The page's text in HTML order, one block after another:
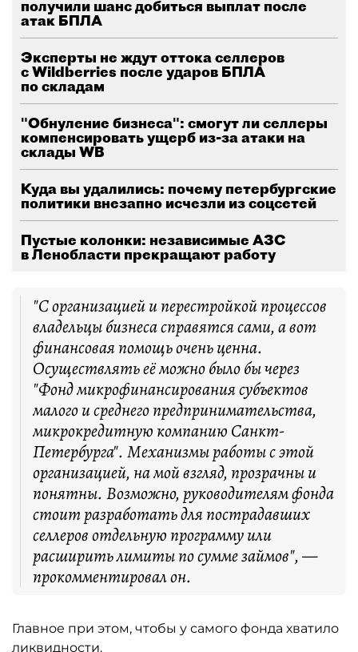
получили шанс добиться выплат после
атак БПЛА
Эксперты не ждут оттока селлеров
с Wildberries после ударов БПЛА
по складам
"Обнуление бизнеса": смогут ли селлеры
компенсировать ущерб из-за атаки на
склады WB
Куда вы удалились: почему петербургские
политики внезапно исчезли из соцсетей
Пустые колонки: независимые АЗС
в Ленобласти прекращают работу
"С организацией и перестройкой процессов
владельцы бизнеса справятся сами, а вот
финансовая помощь очень ценна.
Осуществлять её можно было бы через
"Фонд микрофинансирования субъектов
малого и среднего предпринимательства,
микрокредитную компанию Санкт-
Петербурга". Механизмы работы с этой
организацией, на мой взгляд, прозрачны и
понятны. Возможно, руководителям фонда
стоит разработать для пострадавших
селлеров отдельную программу или
расширить лимиты по сумме займов", —
прокомментировал он.
Главное при этом, чтобы у самого фонда хватило
ликвидности.